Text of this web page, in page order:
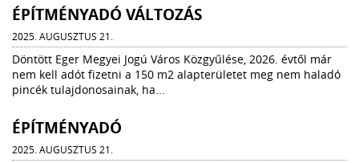
ÉPÍTMÉNYADÓ VÁLTOZÁS
2025. AUGUSZTUS 21.
Döntött Eger Megyei Jogú Város Közgyűlése, 2026. évtől már
nem kell adót fizetni a 150 m2 alapterületet meg nem haladó
pincék tulajdonosainak, ha...
ÉPÍTMÉNYADÓ
2025. AUGUSZTUS 21.